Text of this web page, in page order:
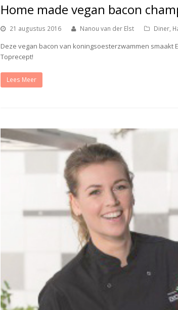
Home made vegan bacon
21 augustus 2016 Nanou van der Elst Diner,
Deze vegan bacon van koningsoesterzwammen smaakt
Toprecept!
Lees Meer